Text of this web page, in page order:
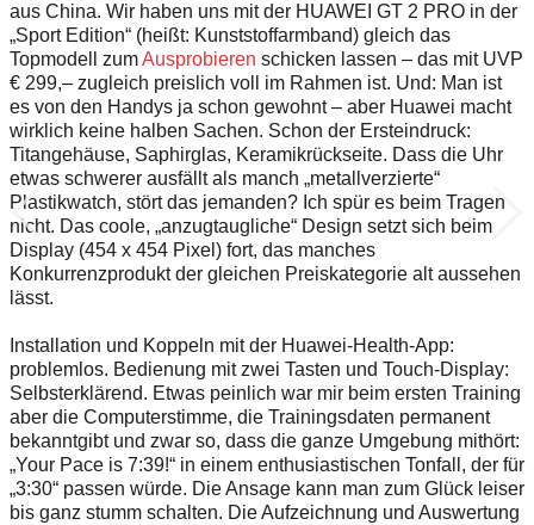
aus China. Wir haben uns mit der HUAWEI GT 2 PRO in der
„Sport Edition“ (heißt: Kunststoffarmband) gleich das
Topmodell zumAusprobieren schicken lassen – das mit UVP
€ 299,– zugleich preislich voll im Rahmen ist. Und: Man ist
es von den Handys ja schon gewohnt – aber Huawei macht
wirklich keine halben Sachen. Schon der Ersteindruck:
Titangehäuse, Saphirglas, Keramikrückseite. Dass die Uhr
etwas schwerer ausfällt als manch „metallverzierte“
Plastikwatch, stört das jemanden? Ich spür es beim Tragen
nicht. Das coole, „anzugtaugliche“ Design setzt sich beim
Display (454 x 454 Pixel) fort, das manches
Konkurrenzprodukt der gleichen Preiskategorie alt aussehen
lässt.
Installation und Koppeln mit der Huawei-Health-App:
problemlos. Bedienung mit zwei ­Tasten und Touch-Display:
Selbsterklärend. Etwas peinlich war mir beim ersten Training
aber die Computerstimme, die Trainingsdaten permanent
bekanntgibt und zwar so, dass die ganze Umgebung mithört:
„Your Pace is 7:39!“ in einem enthusiastischen Tonfall, der für
„3:30“ passen würde. Die Ansage kann man zum Glück leiser
bis ganz stumm schalten. Die Aufzeichnung und Auswertung